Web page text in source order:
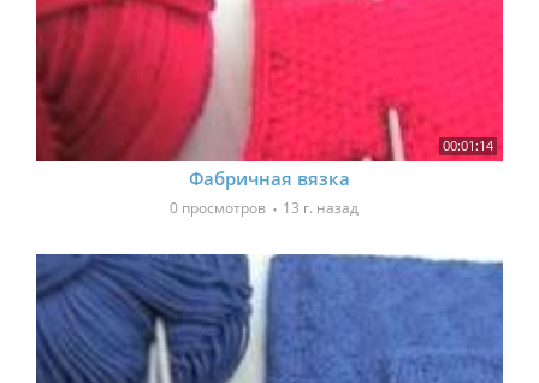
00:01:14
Фабричная вязка
0 просмотров 13 г. назад